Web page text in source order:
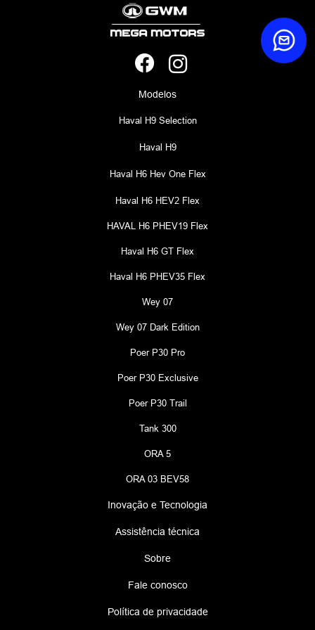
Modelos
Haval H9 Selection
Haval H9
Haval H6 Hev One Flex
Haval H6 HEV2 Flex
HAVAL H6 PHEV19 Flex
Haval H6 GT Flex
Haval H6 PHEV35 Flex
Wey 07
Wey 07 Dark Edition
Poer P30 Pro
Poer P30 Exclusive
Poer P30 Trail
Tank 300
ORA 5
ORA 03 BEV58
Inovação e Tecnologia
Assistência técnica
Sobre
Fale conosco
Política de privacidade